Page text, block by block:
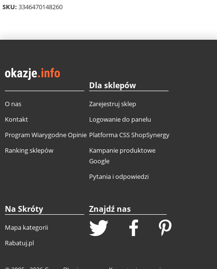
SKU: 3346470148260
O nas
Kontakt
Program Wiarygodne Opinie
Ranking sklepów
Dla sklepów
Zarejestruj sklep
Logowanie do panelu
Platforma CSS ShopSynergy
Kampanie produktowe
Google
Pytania i odpowiedzi
Na Skróty
Mapa kategorii
Rabatuj.pl
Znajdź nas